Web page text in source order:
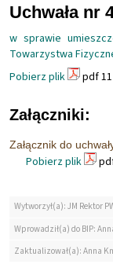
Uchwała nr
w sprawie
Towarzystwa
Pobierz plik
pdf
Załączniki:
Załącznik do
Pobierz plik
Wytworzył(a): JM Rektor
Wprowadził(a) do BIP:
Zaktualizował(a): Anna